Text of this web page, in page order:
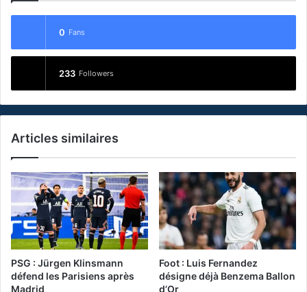
0 Fans
233 Followers
Articles similaires
PSG : Jürgen Klinsmann
défend les Parisiens après
Madrid
Foot : Luis Fernandez
désigne déjà Benzema Ballon
d’Or